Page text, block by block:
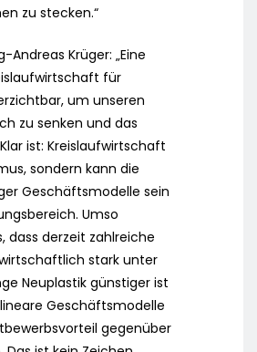
zu stecken.“
Andreas Krüger: „Eine
für
um unseren
zu senken und das
ist: Kreislaufwirtschaft
sondern kann die
Geschäftsmodelle sein
Umso
dass derzeit zahlreiche
stark unter
Neuplastik günstiger ist
Geschäftsmodelle
gegenüber